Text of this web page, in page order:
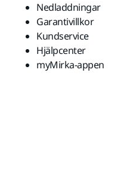
Nedladdningar
Garantivillkor
Kundservice
Hjälpcenter
myMirka-appen